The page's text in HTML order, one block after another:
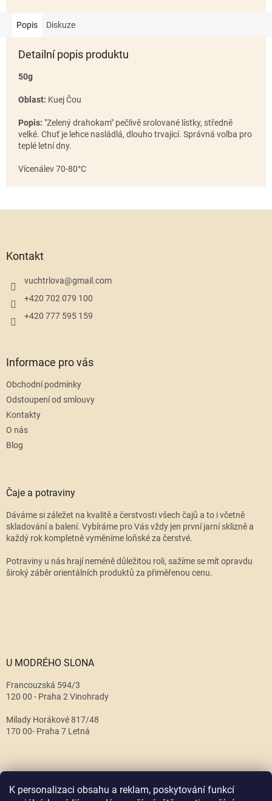
K personalizaci obsahu a reklam, poskytování funkcí
Popis Diskuze
Detailní popis produktu
50g
Oblast: Kuej Čou
Popis: "Zelený drahokam" pečlivě srolované lístky, středně
velké. Chuť je lehce nasládlá, dlouho trvajicí. Správná volba pro
teplé letní dny.
Vícenálev 70-80°C
Kontakt
vuchtrlova@gmail.com
+420 702 079 100
+420 777 595 159
Informace pro vás
Obchodní podmínky
Odstoupení od smlouvy
Kontakty
O nás
Blog
Čaje a potraviny
Dáváme si záležet na kvalitě a čerstvosti všech čajů a to i včetně
skladování a balení. Vybíráme pro Vás vždy jen první jarní sklizně a
každý rok kompletně vyměníme loňské za čerstvé.
Potraviny u nás hrají neméně důležitou roli, sažíme se mít opravdu
široký záběr orientálních produktů za přiměřenou cenu.
U MODRÉHO SLONA
Francouzská 594/3
120 00 - Praha 2 Vinohrady
Milady Horákové 817/48
170 00- Praha 7 Letná